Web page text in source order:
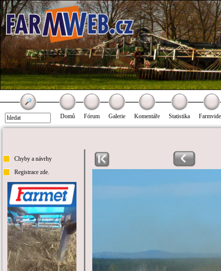
Domů Fórum Galerie Komentáře Statistika
Chyby a návrhy
Registrace zde.